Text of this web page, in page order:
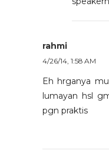
rahmi
4/26/14, 1:58 AM
Eh hrganya
lumayan hsl
pgn praktis